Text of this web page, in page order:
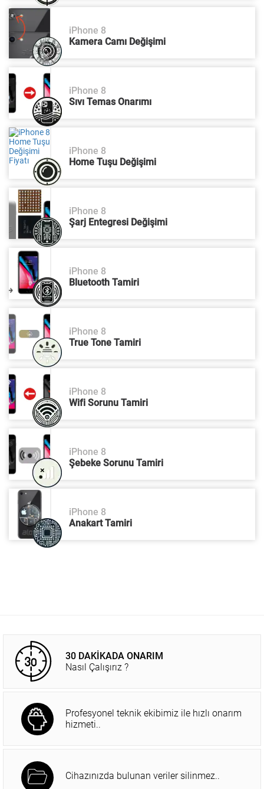
iPhone 8
Kamera Camı Değişimi
iPhone 8
Sıvı Temas Onarımı
iPhone 8
Home Tuşu Değişimi
iPhone 8
Şarj Entegresi Değişimi
iPhone 8
Bluetooth Tamiri
iPhone 8
True Tone Tamiri
iPhone 8
Wifi Sorunu Tamiri
iPhone 8
Şebeke Sorunu Tamiri
iPhone 8
Anakart Tamiri
30 DAKİKADA ONARIM
Nasıl Çalışırız ?
Profesyonel teknik ekibimiz ile hızlı onarım
hizmeti..
Cihazınızda bulunan veriler silinmez..